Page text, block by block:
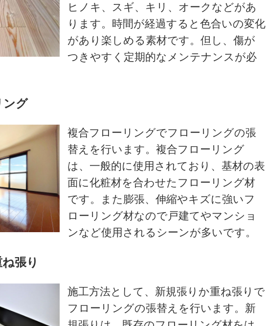
ヒノキ、スギ、キリ、オークなどがあ
ります。時間が経過すると色合いの変化
があり楽しめる素材です。但し、傷が
つきやすく定期的なメンテナンスが必
ング
複合フローリングでフローリングの張
替えを行います。複合フローリング
は、一般的に使用されており、基材の表
面に化粧材を合わせたフローリング材
です。また膨張、伸縮やキズに強いフ
ローリング材なので戸建てやマンショ
ンなど使用されるシーンが多いです。
張り
施工方法として、新規張りか重ね張りで
フローリングの張替えを行います。新